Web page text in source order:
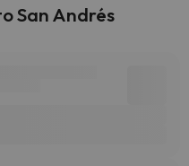
San Andrés